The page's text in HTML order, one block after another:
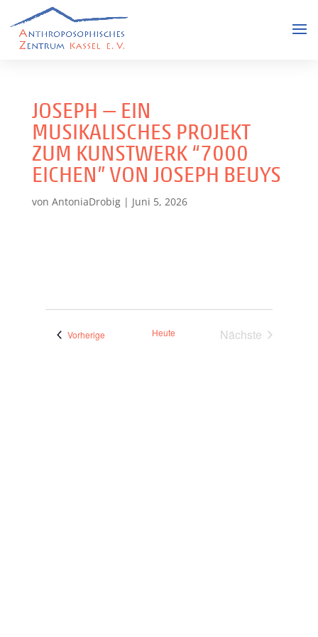
JOSEPH — EIN
MUSIKALISCHES PROJEKT
ZUM KUNSTWERK “7000
EICHEN” VON JOSEPH BEUYS
von AntoniaDrobig| Juni 5, 2026
Vor­he­ri­ge Ver­an­stal­tun­gen
Heute
Nächste